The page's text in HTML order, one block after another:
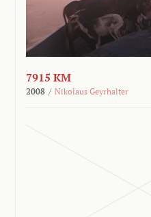
7915 KM
2008 / Nikolaus Geyrhalter